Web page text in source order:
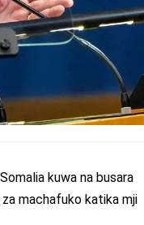
kuwa na busara
machafuko katika mji